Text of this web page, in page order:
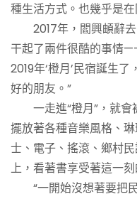
種生活方式。也幾乎是
2017年，閻興頔辭去
干起了兩件很酷的事情
2019年‘橙月’民宿誕生
好的朋友。”
一走進“橙月”，就會
擺放著各種音樂風格、
士、電子、搖滾、鄉村
上，看著書享受著這一
“一開始沒想著要把